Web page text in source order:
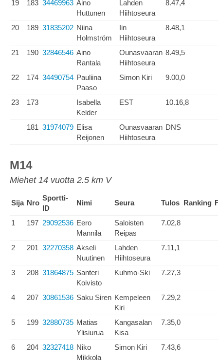
19 183 34469963 Aino
Huttunen
Lahden
Hiihtoseura
8.47,4
20 189 31835202 Niina
Holmström
Iin
Hiihtoseura
8.48,1
21 190 32846546 Aino
Rantala
Ounasvaaran
Hiihtoseura
8.49,5
22 174 34490754 Pauliina
Paaso
Simon Kiri 9.00,0
23 173
Isabella
Kelder
EST 10.16,8
181 31974079 Elisa
Reijonen
Ounasvaaran
Hiihtoseura
DNS
M14
Miehet 14 vuotta 2.5 km V
Sija Nro
Sportti-
ID
Nimi Seura Tulos Ranking
1 197 29092536 Eero
Mannila
Saloisten
Reipas
7.02,8
2 201 32270358 Akseli
Nuutinen
Lahden
Hiihtoseura
7.11,1
3 208 31864875 Santeri
Koivisto
Kuhmo-Ski 7.27,3
4 207 30861536 Saku Siren Kempeleen
Kiri
7.29,2
5 199 32880735 Matias
Ylisiurua
Kangasalan
Kisa
7.35,0
6 204 32327418 Niko
Mikkola
Simon Kiri 7.43,6